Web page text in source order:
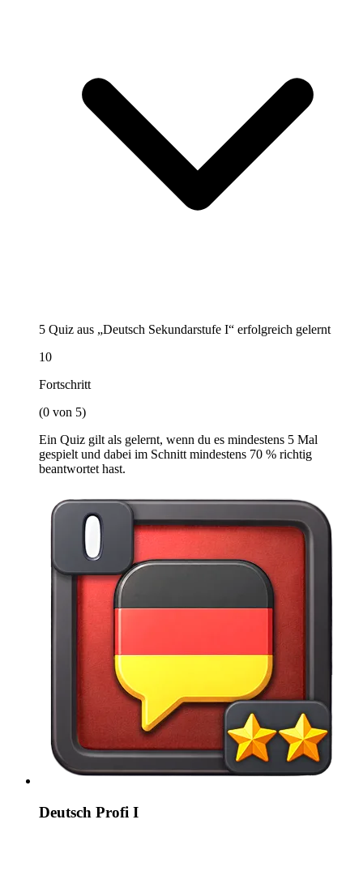
5 Quiz aus „Deutsch Sekundarstufe I“ erfolgreich gelernt
10
Fortschritt
(0 von 5)
Ein Quiz gilt als gelernt, wenn du es mindestens 5 Mal
gespielt und dabei im Schnitt mindestens 70 % richtig
beantwortet hast.
Deutsch Profi I